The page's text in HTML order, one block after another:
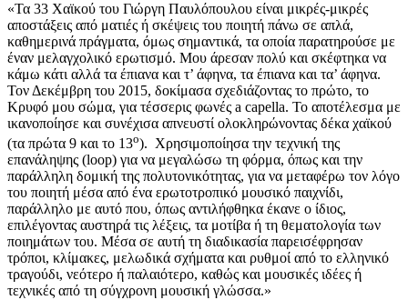
«Τα 33 Χαϊκού του Γιώργη Παυλόπουλου είναι μικρές-μικρές
αποστάξεις από ματιές ή σκέψεις του ποιητή πάνω σε απλά,
καθημερινά πράγματα, όμως σημαντικά, τα οποία παρατηρούσε με
έναν μελαγχολικό ερωτισμό. Μου άρεσαν πολύ και σκέφτηκα να
κάμω κάτι αλλά τα έπιανα και τ’ άφηνα, τα έπιανα και τα’ άφηνα.
Τον Δεκέμβρη του 2015, δοκίμασα σχεδιάζοντας το πρώτο, το
Κρυφό μου σώμα, για τέσσερις φωνές a capella. Το αποτέλεσμα με
ικανοποίησε και συνέχισα απνευστί ολοκληρώνοντας δέκα χαϊκού
(τα πρώτα 9 και το 13ο). Χρησιμοποίησα την τεχνική της
επανάληψης (loop) για να μεγαλώσω τη φόρμα, όπως και την
παράλληλη δομική της πολυτονικότητας, για να μεταφέρω τον λόγο
του ποιητή μέσα από ένα ερωτοτροπικό μουσικό παιχνίδι,
παράλληλο με αυτό που, όπως αντιλήφθηκα έκανε ο ίδιος,
επιλέγοντας αυστηρά τις λέξεις, τα μοτίβα ή τη θεματολογία των
ποιημάτων του. Μέσα σε αυτή τη διαδικασία παρεισέφρησαν
τρόποι, κλίμακες, μελωδικά σχήματα και ρυθμοί από το ελληνικό
τραγούδι, νεότερο ή παλαιότερο, καθώς και μουσικές ιδέες ή
τεχνικές από τη σύγχρονη μουσική γλώσσα.»